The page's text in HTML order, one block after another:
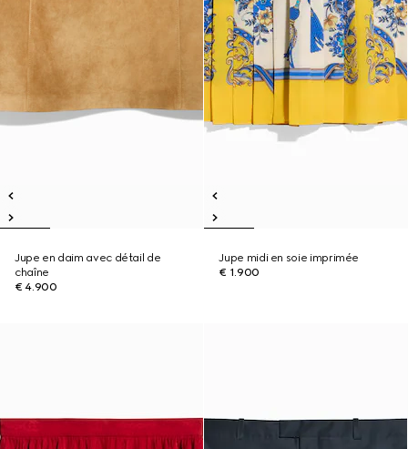
Jupe en daim avec détail de
chaîne
€ 4.900
Jupe midi en soie imprimée
€ 1.900